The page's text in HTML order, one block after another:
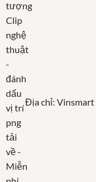
Địa chỉ: Vinsmart